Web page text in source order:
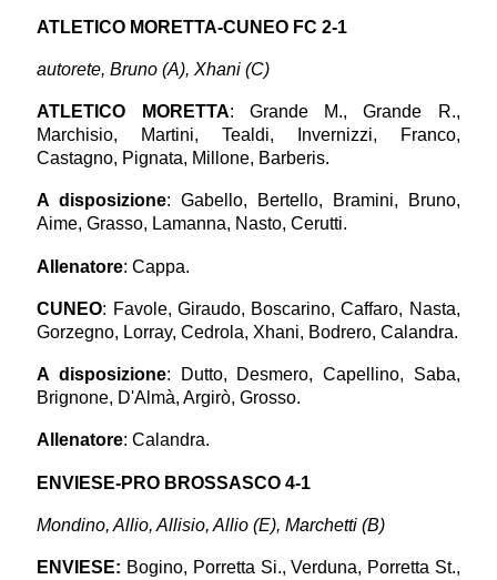
ATLETICO MORETTA-CUNEO FC 2-1
autorete, Bruno (A), Xhani (C)
ATLETICO MORETTA: Grande M., Grande R.,
Marchisio, Martini, Tealdi, Invernizzi, Franco,
Castagno, Pignata, Millone, Barberis.
A disposizione: Gabello, Bertello, Bramini, Bruno,
Aime, Grasso, Lamanna, Nasto, Cerutti.
Allenatore: Cappa.
CUNEO: Favole, Giraudo, Boscarino, Caffaro, Nasta,
Gorzegno, Lorray, Cedrola, Xhani, Bodrero, Calandra.
A disposizione: Dutto, Desmero, Capellino, Saba,
Brignone, D'Almà, Argirò, Grosso.
Allenatore: Calandra.
ENVIESE-PRO BROSSASCO 4-1
Mondino, Allio, Allisio, Allio (E), Marchetti (B)
ENVIESE: Bogino, Porretta Si., Verduna, Porretta St.,